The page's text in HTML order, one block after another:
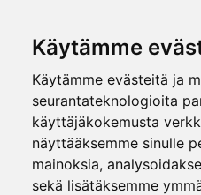
Käytämme
Käytämme evästeitä ja
seurantateknologioita
käyttäjäkokemusta
näyttääksemme sinulle
mainoksia,
sekä lisätäksemme